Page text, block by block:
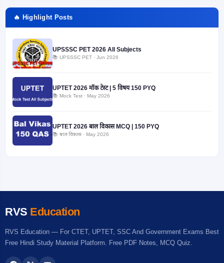
🔥 Highlight Posts
UPSSSC PET 2026 All Subjects
📚 UPSSSC PET · Jun 2026
UPTET 2026 मॉक टेस्ट | 5 विषय 150 PYQ
📚 Mock Test · May 2026
UPTET 2026 बाल विकास MCQ | 150 PYQ
📚 बाल विकास · May 2026
RVS Education
RVS Education — For CTET, UPTET, SSC And Government Exams Best
Free Hindi Study Material Platform. Free PDF Notes, MCQ Quiz.